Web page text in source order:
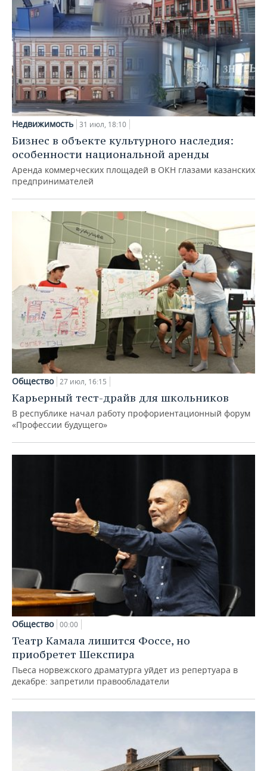
Недвижимость 31 июл, 18:10
Бизнес в объекте культурного наследия:
особенности национальной аренды
Аренда коммерческих площадей в ОКН глазами казанских
предпринимателей
Общество 27 июл, 16:15
Карьерный тест-драйв для школьников
В республике начал работу профориентационный форум
«Профессии будущего»
Общество 00:00
Театр Камала лишится Фоссе, но
приобретет Шекспира
Пьеса норвежского драматурга уйдет из репертуара в
декабре: запретили правообладатели